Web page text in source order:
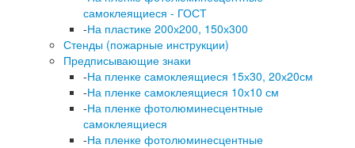
самоклеящиеся - ГОСТ
-На пластике 200х200, 150х300
Стенды (пожарные инструкции)
Предписывающие знаки
-На пленке самоклеящиеся 15х30, 20х20см
-На пленке самоклеящиеся 10х10 см
-На пленке фотолюминесцентные
самоклеящиеся
-На пленке фотолюминесцентные